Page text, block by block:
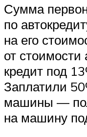
Сумма
по
на его
от
кредит под
Заплатили
машины —
на машину